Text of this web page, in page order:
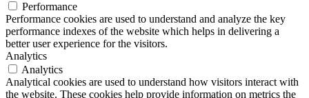
Performance
Performance cookies are used to understand and analyze the key
performance indexes of the website which helps in delivering a
better user experience for the visitors.
Analytics
Analytics
Analytical cookies are used to understand how visitors interact with
the website. These cookies help provide information on metrics the